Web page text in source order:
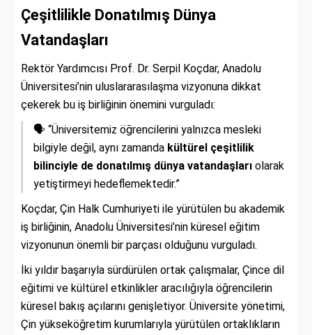
Çeşitlilikle Donatılmış Dünya
Vatandaşları
Rektör Yardımcısı Prof. Dr. Serpil Koçdar, Anadolu
Üniversitesi’nin uluslararasılaşma vizyonuna dikkat
çekerek bu iş birliğinin önemini vurguladı:
🗣️ “Üniversitemiz öğrencilerini yalnızca mesleki
bilgiyle değil, aynı zamanda kültürel çeşitlilik
bilinciyle de donatılmış dünya vatandaşları olarak
yetiştirmeyi hedeflemektedir.”
Koçdar, Çin Halk Cumhuriyeti ile yürütülen bu akademik
iş birliğinin, Anadolu Üniversitesi’nin küresel eğitim
vizyonunun önemli bir parçası olduğunu vurguladı.
İki yıldır başarıyla sürdürülen ortak çalışmalar, Çince dil
eğitimi ve kültürel etkinlikler aracılığıyla öğrencilerin
küresel bakış açılarını genişletiyor. Üniversite yönetimi,
Çin yükseköğretim kurumlarıyla yürütülen ortaklıkların